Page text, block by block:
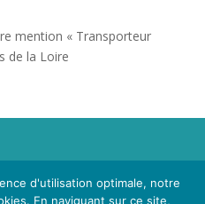
mention « Transporteur
de la Loire
Lot-et-Garonne. Voir
de Confidentialité.
d'utilisation optimale, notre
En naviguant sur ce site,